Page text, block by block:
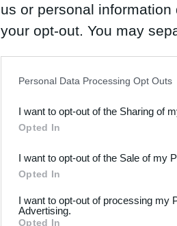
us or personal
your opt-out. You may
Downstream Participants
third parties.
Personal Data Processing Opt Outs
I want to opt-out of the Sharing of
Opted In
I want to opt-out of the Sale of my
Opted In
I want to opt-out of processing my
Advertising.
Opted In